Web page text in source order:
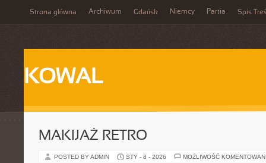
Strona główna Archiwum Gdańsk Niemcy Partia Spis
KOWAL
MAKIJAŻ RETRO
POSTED BY ADMIN STY - 8 - 2026 MOŻLIWOŚĆ